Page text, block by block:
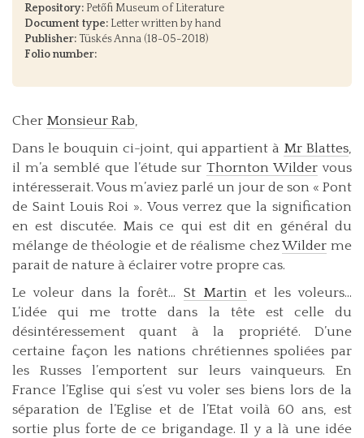
Repository: Petőfi Museum of Literature
Document type: Letter written by hand
Publisher: Tüskés Anna (18-05-2018)
Folio number:
Cher Monsieur Rab,
Dans le bouquin ci-joint, qui appartient à Mr Blattes,
il m’a semblé que l’étude surThornton Wilder vous
intéresserait. Vous m’aviez parlé un jour de son « Pont
de Saint Louis Roi ». Vous verrez que la signification
en est discutée. Mais ce qui est dit en général du
mélange de théologie et de réalisme chezWilder me
parait de nature à éclairer votre propre cas.
Le voleur dans la forêt... St Martin et les voleurs...
L’idée qui me trotte dans la tête est celle du
désintéressement quant à la propriété. D’une
certaine façon les nations chrétiennes spoliées par
les Russes l’emportent sur leurs vainqueurs. En
France l’Eglise qui s’est vu voler ses biens lors de la
séparation de l’Eglise et de l’Etat voilà 60 ans, est
sortie plus forte de ce brigandage. Il y a là une idée